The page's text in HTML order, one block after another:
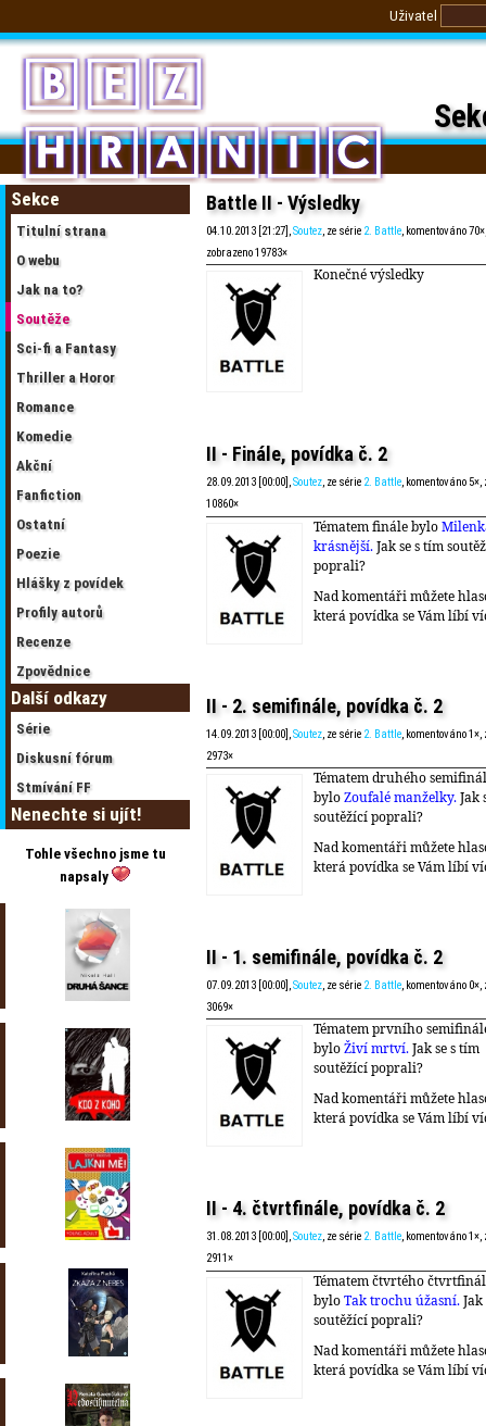
Uživatel
Sekce
Titulní strana
O webu
Jak na to?
Soutěže
Sci-fi a Fantasy
Thriller a Horor
Romance
Komedie
Akční
Fanfiction
Ostatní
Poezie
Hlášky z povídek
Profily autorů
Recenze
Zpovědnice
Další odkazy
Série
Diskusní fórum
Stmívání FF
Nenechte si ujít!
Tohle všechno jsme tu
napsaly
Battle II - Výsledky
04.10.2013 [21:27],Soutez, ze série 2. Battle, komentováno 70×,
zobrazeno 19783×
Konečné výsledky
II - Finále, povídka č. 2
28.09.2013 [00:00],Soutez, ze série 2. Battle, komentováno 5×,
10860×
Tématem finále bylo
krásnější.Jak se s tím
poprali?
Nad komentáři můžete
která povídka se Vám líbí
II - 2. semifinále, povídka č. 2
14.09.2013 [00:00],Soutez, ze série 2. Battle, komentováno 1×,
2973×
Tématem druhého
byloZoufalé manželky.Jak
soutěžící poprali?
Nad komentáři můžete
která povídka se Vám líbí
II - 1. semifinále, povídka č. 2
07.09.2013 [00:00],Soutez, ze série 2. Battle, komentováno 0×,
3069×
Tématem prvního
byloŽiví mrtví.Jak se s tím
soutěžící poprali?
Nad komentáři můžete
která povídka se Vám líbí
II - 4. čtvrtfinále, povídka č. 2
31.08.2013 [00:00],Soutez, ze série 2. Battle, komentováno 1×,
2911×
Tématem čtvrtého
byloTak trochu úžasní.
soutěžící poprali?
Nad komentáři můžete
která povídka se Vám líbí